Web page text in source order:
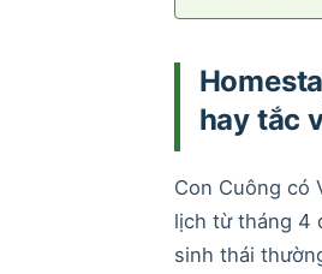
hay tắc
Con Cuông có
lịch từ tháng 4
sinh thái